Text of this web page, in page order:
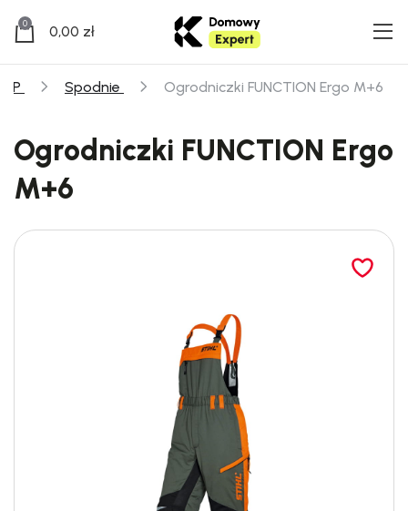
0 0,00 zł
Spodnie Ogrodniczki FUNCTION Ergo M+6
Ogrodniczki FUNCTION Ergo
M+6